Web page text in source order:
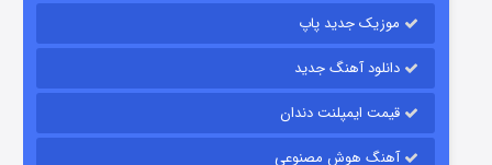
موزیک جدید پاپ
دانلود آهنگ جدید
قیمت ایمپلنت دندان
آهنگ هوش مصنوعی